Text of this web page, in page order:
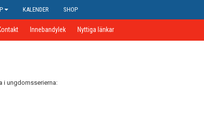
KALENDER SHOP
Innebandylek Nyttiga länkar
i ungdomsserierna: